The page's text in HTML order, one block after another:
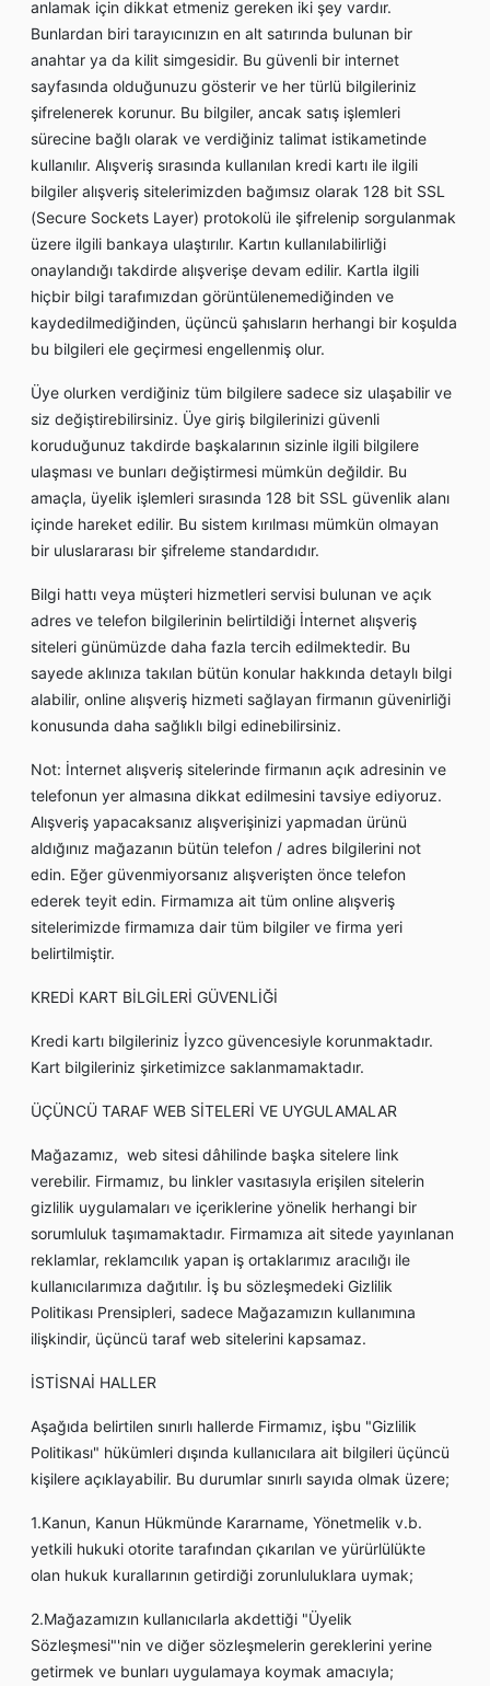
anlamak için dikkat etmeniz gereken iki şey vardır.
Bunlardan biri tarayıcınızın en alt satırında bulunan bir
anahtar ya da kilit simgesidir. Bu güvenli bir internet
sayfasında olduğunuzu gösterir ve her türlü bilgileriniz
şifrelenerek korunur. Bu bilgiler, ancak satış işlemleri
sürecine bağlı olarak ve verdiğiniz talimat istikametinde
kullanılır. Alışveriş sırasında kullanılan kredi kartı ile ilgili
bilgiler alışveriş sitelerimizden bağımsız olarak 128 bit SSL
(Secure Sockets Layer) protokolü ile şifrelenip sorgulanmak
üzere ilgili bankaya ulaştırılır. Kartın kullanılabilirliği
onaylandığı takdirde alışverişe devam edilir. Kartla ilgili
hiçbir bilgi tarafımızdan görüntülenemediğinden ve
kaydedilmediğinden, üçüncü şahısların herhangi bir koşulda
bu bilgileri ele geçirmesi engellenmiş olur.
Üye olurken verdiğiniz tüm bilgilere sadece siz ulaşabilir ve
siz değiştirebilirsiniz. Üye giriş bilgilerinizi güvenli
koruduğunuz takdirde başkalarının sizinle ilgili bilgilere
ulaşması ve bunları değiştirmesi mümkün değildir. Bu
amaçla, üyelik işlemleri sırasında 128 bit SSL güvenlik alanı
içinde hareket edilir. Bu sistem kırılması mümkün olmayan
bir uluslararası bir şifreleme standardıdır.
Bilgi hattı veya müşteri hizmetleri servisi bulunan ve açık
adres ve telefon bilgilerinin belirtildiği İnternet alışveriş
siteleri günümüzde daha fazla tercih edilmektedir. Bu
sayede aklınıza takılan bütün konular hakkında detaylı bilgi
alabilir, online alışveriş hizmeti sağlayan firmanın güvenirliği
konusunda daha sağlıklı bilgi edinebilirsiniz.
Not: İnternet alışveriş sitelerinde firmanın açık adresinin ve
telefonun yer almasına dikkat edilmesini tavsiye ediyoruz.
Alışveriş yapacaksanız alışverişinizi yapmadan ürünü
aldığınız mağazanın bütün telefon / adres bilgilerini not
edin. Eğer güvenmiyorsanız alışverişten önce telefon
ederek teyit edin. Firmamıza ait tüm online alışveriş
sitelerimizde firmamıza dair tüm bilgiler ve firma yeri
belirtilmiştir.
KREDİ KART BİLGİLERİ GÜVENLİĞİ
Kredi kartı bilgileriniz İyzco güvencesiyle korunmaktadır.
Kart bilgileriniz şirketimizce saklanmamaktadır.
ÜÇÜNCÜ TARAF WEB SİTELERİ VE UYGULAMALAR
Mağazamız, web sitesi dâhilinde başka sitelere link
verebilir. Firmamız, bu linkler vasıtasıyla erişilen sitelerin
gizlilik uygulamaları ve içeriklerine yönelik herhangi bir
sorumluluk taşımamaktadır. Firmamıza ait sitede yayınlanan
reklamlar, reklamcılık yapan iş ortaklarımız aracılığı ile
kullanıcılarımıza dağıtılır. İş bu sözleşmedeki Gizlilik
Politikası Prensipleri, sadece Mağazamızın kullanımına
ilişkindir, üçüncü taraf web sitelerini kapsamaz.
İSTİSNAİ HALLER
Aşağıda belirtilen sınırlı hallerde Firmamız, işbu "Gizlilik
Politikası" hükümleri dışında kullanıcılara ait bilgileri üçüncü
kişilere açıklayabilir. Bu durumlar sınırlı sayıda olmak üzere;
1.Kanun, Kanun Hükmünde Kararname, Yönetmelik v.b.
yetkili hukuki otorite tarafından çıkarılan ve yürürlülükte
olan hukuk kurallarının getirdiği zorunluluklara uymak;
2.Mağazamızın kullanıcılarla akdettiği "Üyelik
Sözleşmesi"'nin ve diğer sözleşmelerin gereklerini yerine
getirmek ve bunları uygulamaya koymak amacıyla;